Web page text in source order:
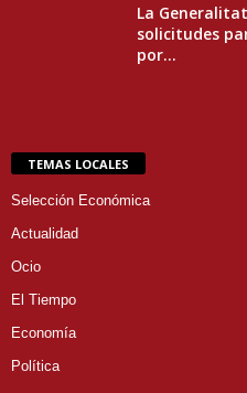
La
solicitudes
por...
TEMAS LOCALES
Selección Económica
Actualidad
Ocio
El Tiempo
Economía
Política